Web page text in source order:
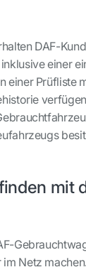
DAF-
einer
einer Prüfliste
mit
Netz